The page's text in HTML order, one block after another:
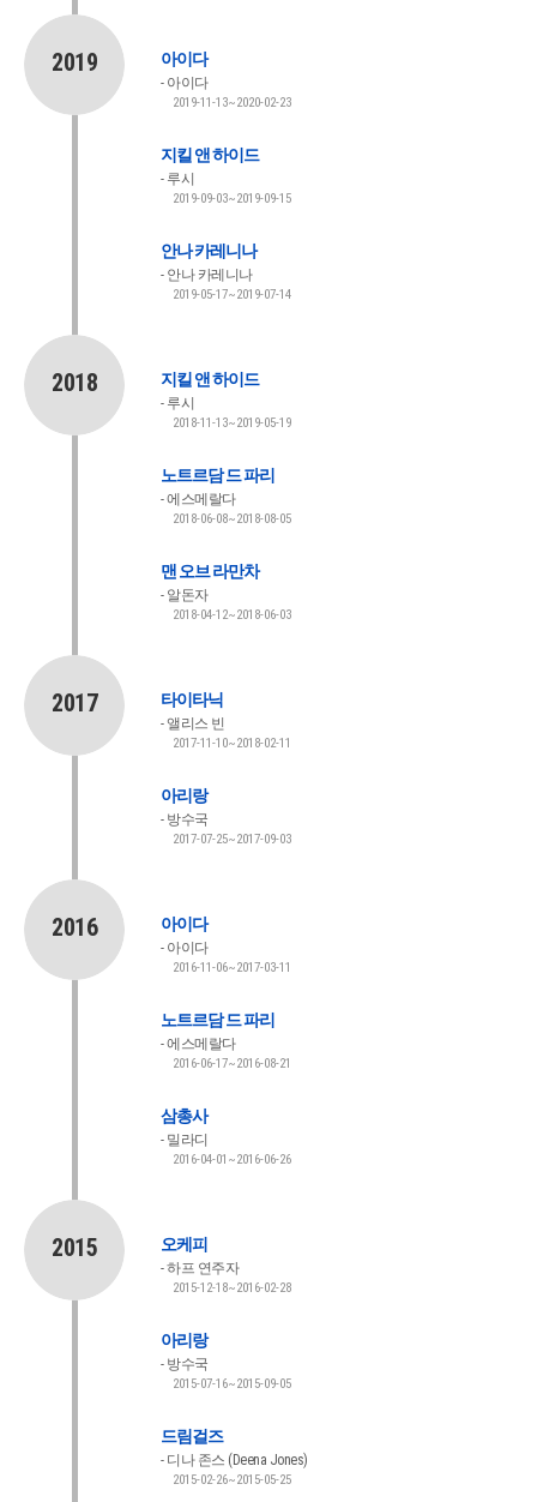
2019 아이다
아이다
2019-11-13~2020-02-23
지킬 앤 하이드
루시
2019-09-03~2019-09-15
안나 카레니나
안나 카레니나
2019-05-17~2019-07-14
2018 지킬 앤 하이드
루시
2018-11-13~2019-05-19
노트르담 드 파리
에스메랄다
2018-06-08~2018-08-05
맨 오브 라만차
알돈자
2018-04-12~2018-06-03
2017 타이타닉
앨리스 빈
2017-11-10~2018-02-11
아리랑
방수국
2017-07-25~2017-09-03
2016 아이다
아이다
2016-11-06~2017-03-11
노트르담 드 파리
에스메랄다
2016-06-17~2016-08-21
삼총사
밀라디
2016-04-01~2016-06-26
2015 오케피
하프 연주자
2015-12-18~2016-02-28
아리랑
방수국
2015-07-16~2015-09-05
드림걸즈
디나 존스 (Deena Jones)
2015-02-26~2015-05-25